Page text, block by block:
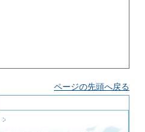
ページの先頭へ戻る